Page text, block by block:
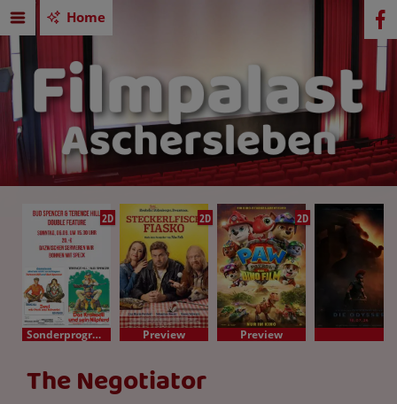
Home
2D
Sonderprogramm
2D
Preview
2D
Preview
The Negotiator